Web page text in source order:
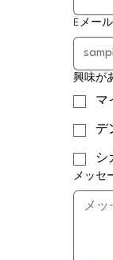
Eメール
興味が
マ
デ
シ
メッセ